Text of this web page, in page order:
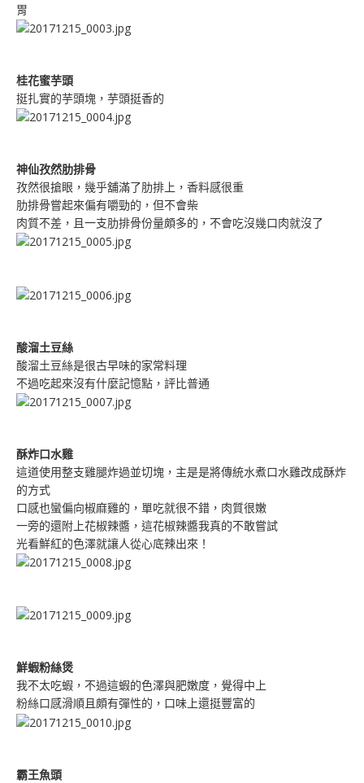
胃
桂花蜜芋頭
挺扎實的芋頭塊，芋頭挺香的
神仙孜然肋排骨
孜然很搶眼，幾乎舖滿了肋排上，香料感很重
肋排骨嘗起來偏有嚼勁的，但不會柴
肉質不差，且一支肋排骨份量頗多的，不會吃沒幾口肉就沒了
酸溜土豆絲
酸溜土豆絲是很古早味的家常料理
不過吃起來沒有什麼記憶點，評比普通
酥炸口水雞
這道使用整支雞腿炸過並切塊，主是是將傳統水煮口水雞改成酥炸
的方式
口感也蠻偏向椒麻雞的，單吃就很不錯，肉質很嫩
一旁的還附上花椒辣醬，這花椒辣醬我真的不敢嘗試
光看鮮紅的色澤就讓人從心底辣出來！
鮮蝦粉絲煲
我不太吃蝦，不過這蝦的色澤與肥嫩度，覺得中上
粉絲口感滑順且頗有彈性的，口味上還挺豐富的
霸王魚頭